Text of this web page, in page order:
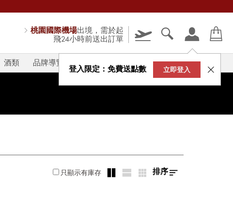
桃園國際機場出境，需於起
飛24小時前送出訂單
登入限定：免費送點數 立即登入
酒類 品牌導覽 V-STORY
只顯示有庫存 排序